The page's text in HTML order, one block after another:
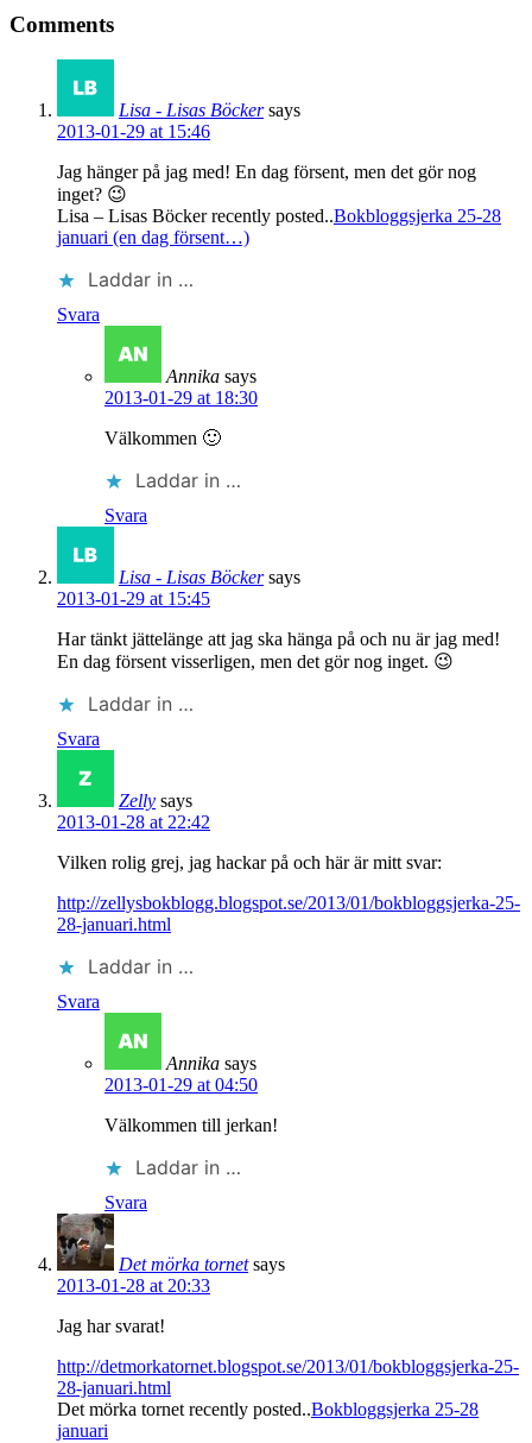
Comments
Lisa - Lisas Böcker says
2013-01-29 at 15:46
Jag hänger på jag med! En dag försent, men det gör nog
inget? 😉
Lisa – Lisas Böcker recently posted..Bokbloggsjerka 25-28
januari (en dag försent…)
Laddar in …
Svara
Annika says
2013-01-29 at 18:30
Välkommen 🙂
Laddar in …
Svara
Lisa - Lisas Böcker says
2013-01-29 at 15:45
Har tänkt jättelänge att jag ska hänga på och nu är jag med!
En dag försent visserligen, men det gör nog inget. 😉
Laddar in …
Svara
Zelly says
2013-01-28 at 22:42
Vilken rolig grej, jag hackar på och här är mitt svar:
http://zellysbokblogg.blogspot.se/2013/01/bokbloggsjerka-25-
28-januari.html
Laddar in …
Svara
Annika says
2013-01-29 at 04:50
Välkommen till jerkan!
Laddar in …
Svara
Det mörka tornet says
2013-01-28 at 20:33
Jag har svarat!
http://detmorkatornet.blogspot.se/2013/01/bokbloggsjerka-25-
28-januari.html
Det mörka tornet recently posted..Bokbloggsjerka 25-28
januari